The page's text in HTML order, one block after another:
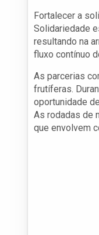
Fortalecer a
Solidariedade
resultando na
fluxo contínuo
As parcerias
frutíferas.
oportunidade
As rodadas de
que envolvem